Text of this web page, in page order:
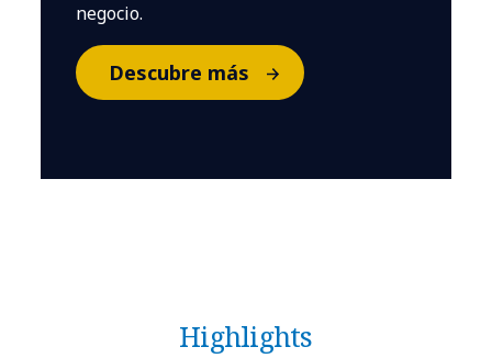
negocio.
Descubre más
Highlights